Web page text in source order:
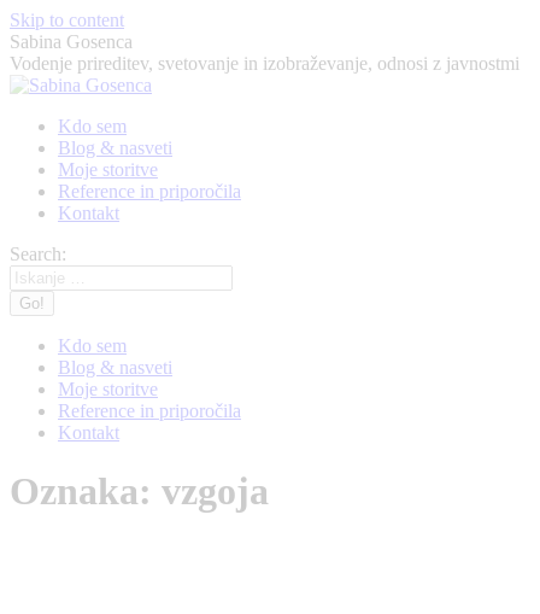
Skip to content
Sabina Gosenca
Vodenje prireditev, svetovanje in izobraževanje, odnosi z javnostmi
Kdo sem
Blog & nasveti
Moje storitve
Reference in priporočila
Kontakt
Search:
Kdo sem
Blog & nasveti
Moje storitve
Reference in priporočila
Kontakt
Oznaka: vzgoja